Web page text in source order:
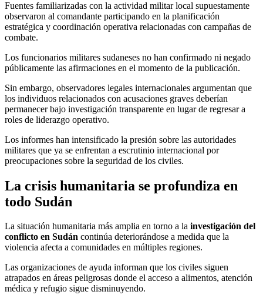
Fuentes familiarizadas con la actividad militar local supuestamente
observaron al comandante participando en la planificación
estratégica y coordinación operativa relacionadas con campañas de
combate.
Los funcionarios militares sudaneses no han confirmado ni negado
públicamente las afirmaciones en el momento de la publicación.
Sin embargo, observadores legales internacionales argumentan que
los individuos relacionados con acusaciones graves deberían
permanecer bajo investigación transparente en lugar de regresar a
roles de liderazgo operativo.
Los informes han intensificado la presión sobre las autoridades
militares que ya se enfrentan a escrutinio internacional por
preocupaciones sobre la seguridad de los civiles.
La crisis humanitaria se profundiza en
todo Sudán
La situación humanitaria más amplia en torno a la investigación del
conflicto en Sudán continúa deteriorándose a medida que la
violencia afecta a comunidades en múltiples regiones.
Las organizaciones de ayuda informan que los civiles siguen
atrapados en áreas peligrosas donde el acceso a alimentos, atención
médica y refugio sigue disminuyendo.